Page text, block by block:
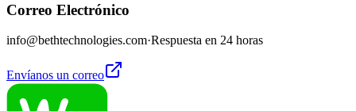
Correo Electrónico
info@bethtechnologies.com·Respuesta en 24 horas
Envíanos un correo